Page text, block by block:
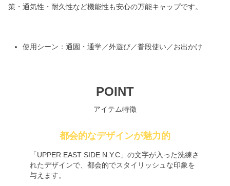
策・通気性・耐久性など機能性も安心の万能キャップです。
使用シーン：通園・通学／外遊び／普段使い／お出かけ
POINT
アイテム特徴
都会的なデザインが魅力的
「UPPER EAST SIDE N.Y.C」の文字が入った洗練さ
れたデザインで、都会的でスタイリッシュな印象を
与えます。